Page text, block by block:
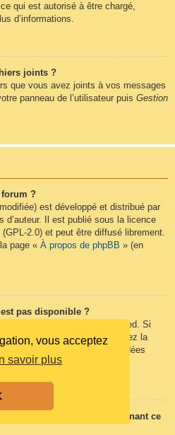
vous acceptez
savoir plus
qui est autorisé à être chargé,
d’informations.
joints ?
que vous avez joints à vos messages
panneau de l’utilisateur puis Gestion
?
est développé et distribué par
d’auteur. Il est publié sous la licence
2.0) et peut être diffusé librement.
page « À propos de phpBB » (en
pas disponible ?
sous licence par phpBB Limited. Si
nécessite d’être ajoutée, visitez la
vous pouvez voter pour des idées
les questions légales concernant ce